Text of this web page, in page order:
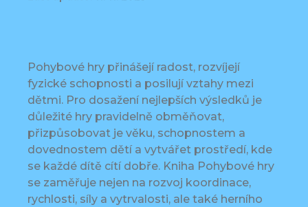
Pohybové hry přinášejí radost, rozvíjejí
fyzické schopnosti a posilují vztahy mezi
dětmi. Pro dosažení nejlepších výsledků je
důležité hry pravidelně obměňovat,
přizpůsobovat je věku, schopnostem a
dovednostem dětí a vytvářet prostředí, kde
se každé dítě cítí dobře. Kniha Pohybové hry
se zaměřuje nejen na rozvoj koordinace,
rychlosti, síly a vytrvalosti, ale také herního